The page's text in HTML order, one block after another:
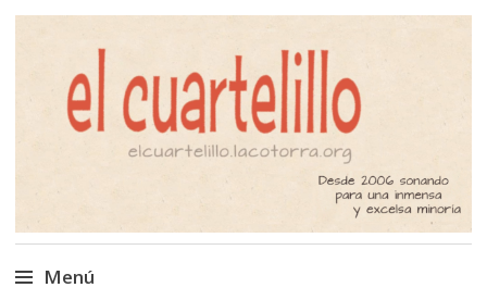
El Cuartelillo
Programa de radio de música
independiente. Podcast
Menú